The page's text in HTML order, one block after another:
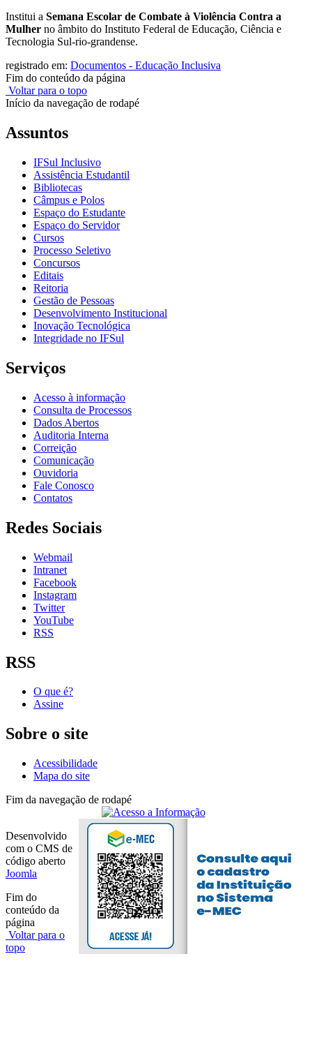
Institui a Semana Escolar de Combate à Violência Contra a
Mulher no âmbito do Instituto Federal de Educação, Ciência e
Tecnologia Sul-rio-grandense.
registrado em: Documentos - Educação Inclusiva
Fim do conteúdo da página
Voltar para o topo
Início da navegação de rodapé
Assuntos
IFSul Inclusivo
Assistência Estudantil
Bibliotecas
Câmpus e Polos
Espaço do Estudante
Espaço do Servidor
Cursos
Processo Seletivo
Concursos
Editais
Reitoria
Gestão de Pessoas
Desenvolvimento Institucional
Inovação Tecnológica
Integridade no IFSul
Serviços
Acesso à informação
Consulta de Processos
Dados Abertos
Auditoria Interna
Correição
Comunicação
Ouvidoria
Fale Conosco
Contatos
Redes Sociais
Webmail
Intranet
Facebook
Instagram
Twitter
YouTube
RSS
RSS
O que é?
Assine
Sobre o site
Acessibilidade
Mapa do site
Fim da navegação de rodapé
Desenvolvido
com o CMS de
código aberto
Joomla
Fim do
conteúdo da
página
Voltar para o
topo